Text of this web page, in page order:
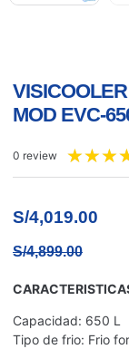
MOD EVC-
0 review ★★★
S/4,019.00
S/4,899.00
Capacidad: 650 L
Tipo de frio: Frio